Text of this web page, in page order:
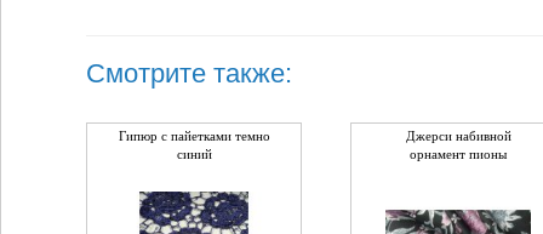
Смотрите также:
Гипюр с пайетками темно
синий
Джерси набивной
орнамент пионы